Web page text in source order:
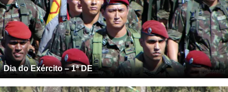
Dia do Exército – 1ª DE